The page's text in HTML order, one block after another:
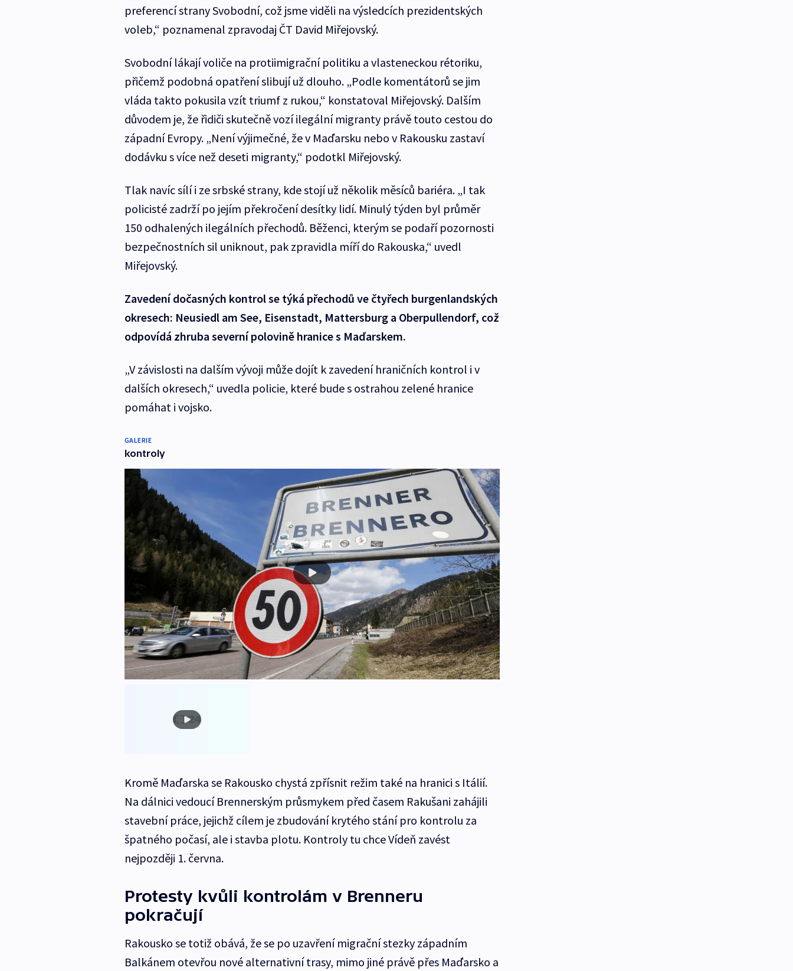
preferencí strany Svobodní, což jsme viděli na výsledcích prezidentských
voleb,“ poznamenal zpravodaj ČT David Miřejovský.
Svobodní lákají voliče na protiimigrační politiku a vlasteneckou rétoriku,
přičemž podobná opatření slibují už dlouho. „Podle komentátorů se jim
vláda takto pokusila vzít triumf z rukou,“ konstatoval Miřejovský. Dalším
důvodem je, že řidiči skutečně vozí ilegální migranty právě touto cestou do
západní Evropy. „Není výjimečné, že v Maďarsku nebo v Rakousku zastaví
dodávku s více než deseti migranty,“ podotkl Miřejovský.
Tlak navíc sílí i ze srbské strany, kde stojí už několik měsíců bariéra. „I tak
policisté zadrží po jejím překročení desítky lidí. Minulý týden byl průměr
150 odhalených ilegálních přechodů. Běženci, kterým se podaří pozornosti
bezpečnostních sil uniknout, pak zpravidla míří do Rakouska,“ uvedl
Miřejovský.
Zavedení dočasných kontrol se týká přechodů ve čtyřech burgenlandských
okresech: Neusiedl am See, Eisenstadt, Mattersburg a Oberpullendorf, což
odpovídá zhruba severní polovině hranice s Maďarskem.
„V závislosti na dalším vývoji může dojít k zavedení hraničních kontrol i v
dalších okresech,“ uvedla policie, které bude s ostrahou zelené hranice
pomáhat i vojsko.
GALERIE
kontroly
Kromě Maďarska se Rakousko chystá zpřísnit režim také na hranici s Itálií.
Na dálnici vedoucí Brennerským průsmykem před časem Rakušani zahájili
stavební práce, jejichž cílem je zbudování krytého stání pro kontrolu za
špatného počasí, ale i stavba plotu. Kontroly tu chce Vídeň zavést
nejpozději 1. června.
Protesty kvůli kontrolám v Brenneru
pokračují
Rakousko se totiž obává, že se po uzavření migrační stezky západním
Balkánem otevřou nové alternativní trasy, mimo jiné právě přes Maďarsko a